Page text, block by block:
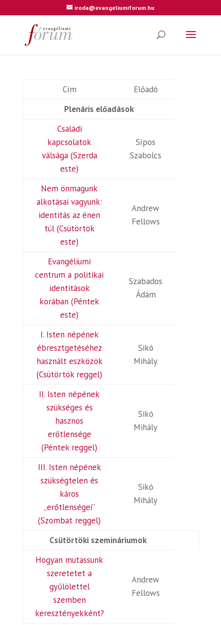
iroda@evangeliumiforum.hu
Cím
Előadó
Plenáris előadások
Családi
kapcsolatok
válsága (Szerda
este)
Sípos
Szabolcs
Nem önmagunk
alkotásai vagyunk:
identitás az énen
túl (Csütörtök
este)
Andrew
Fellows
Evangéliumi
centrum a politikai
identitások
korában (Péntek
este)
Szabados
Ádám
I. Isten népének
ébresztgetéséhez
használt eszközök
(Csütörtök reggel)
Sikó
Mihály
II. Isten népének
szükséges és
hasznos
erőtlensége
(Péntek reggel)
Sikó
Mihály
III. Isten népének
szükségtelen és
káros
„erőtlenségei”
(Szombat reggel)
Sikó
Mihály
Csütörtöki szemináriumok
Hogyan mutassunk
szeretetet a
gyűlölettel
szemben
keresztényekként?
Andrew
Fellows